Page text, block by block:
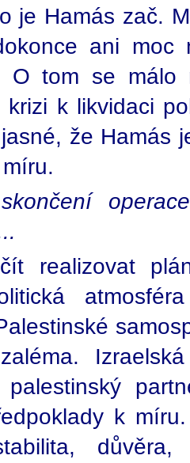
je Hamás zač.
ani moc
O tom se málo
krizi k likvidaci
že Hamás
realizovat
palestinský
k